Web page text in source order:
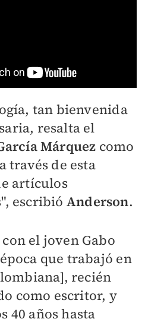
tan bienvenida
resalta el
Márquez como
través de esta
artículos
escribió Anderson.
el joven Gabo
que trabajó en
recién
como escritor, y
40 años hasta